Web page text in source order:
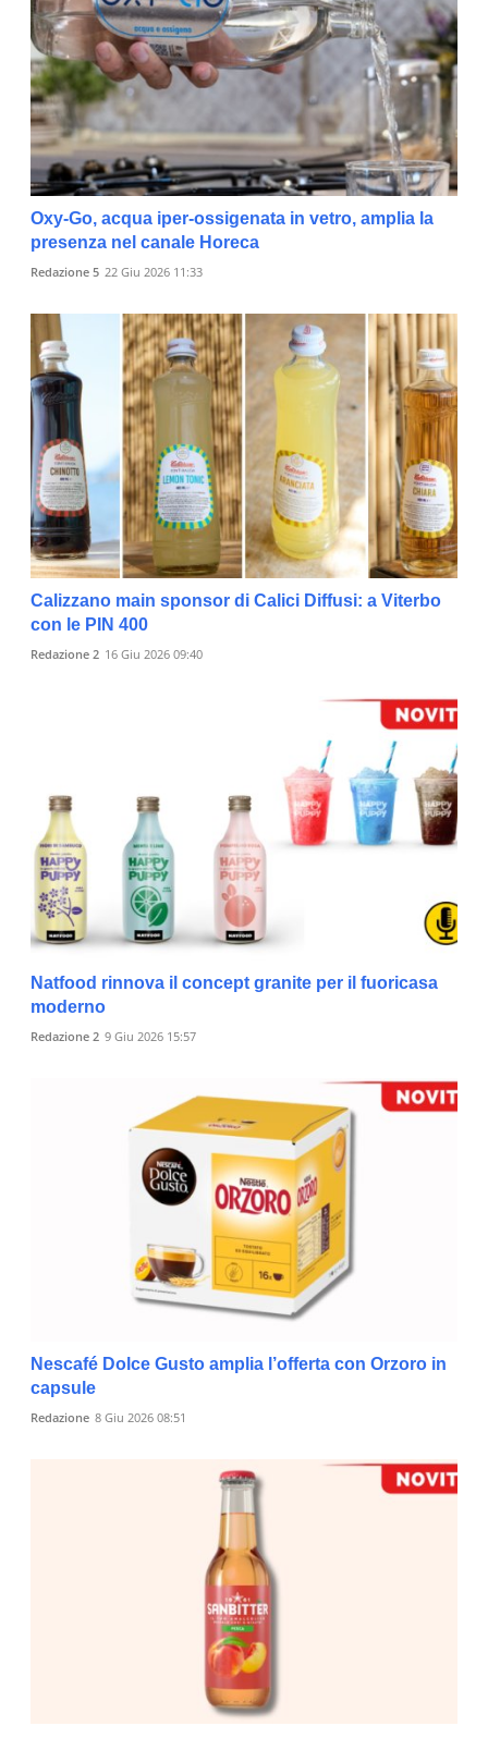
Oxy-Go, acqua iper-ossigenata in vetro, amplia la
presenza nel canale Horeca
Redazione 5 22 Giu 2026 11:33
Calizzano main sponsor di Calici Diffusi: a Viterbo
con le PIN 400
Redazione 2 16 Giu 2026 09:40
Natfood rinnova il concept granite per il fuoricasa
moderno
Redazione 2 9 Giu 2026 15:57
Nescafé Dolce Gusto amplia l’offerta con Orzoro in
capsule
Redazione 8 Giu 2026 08:51